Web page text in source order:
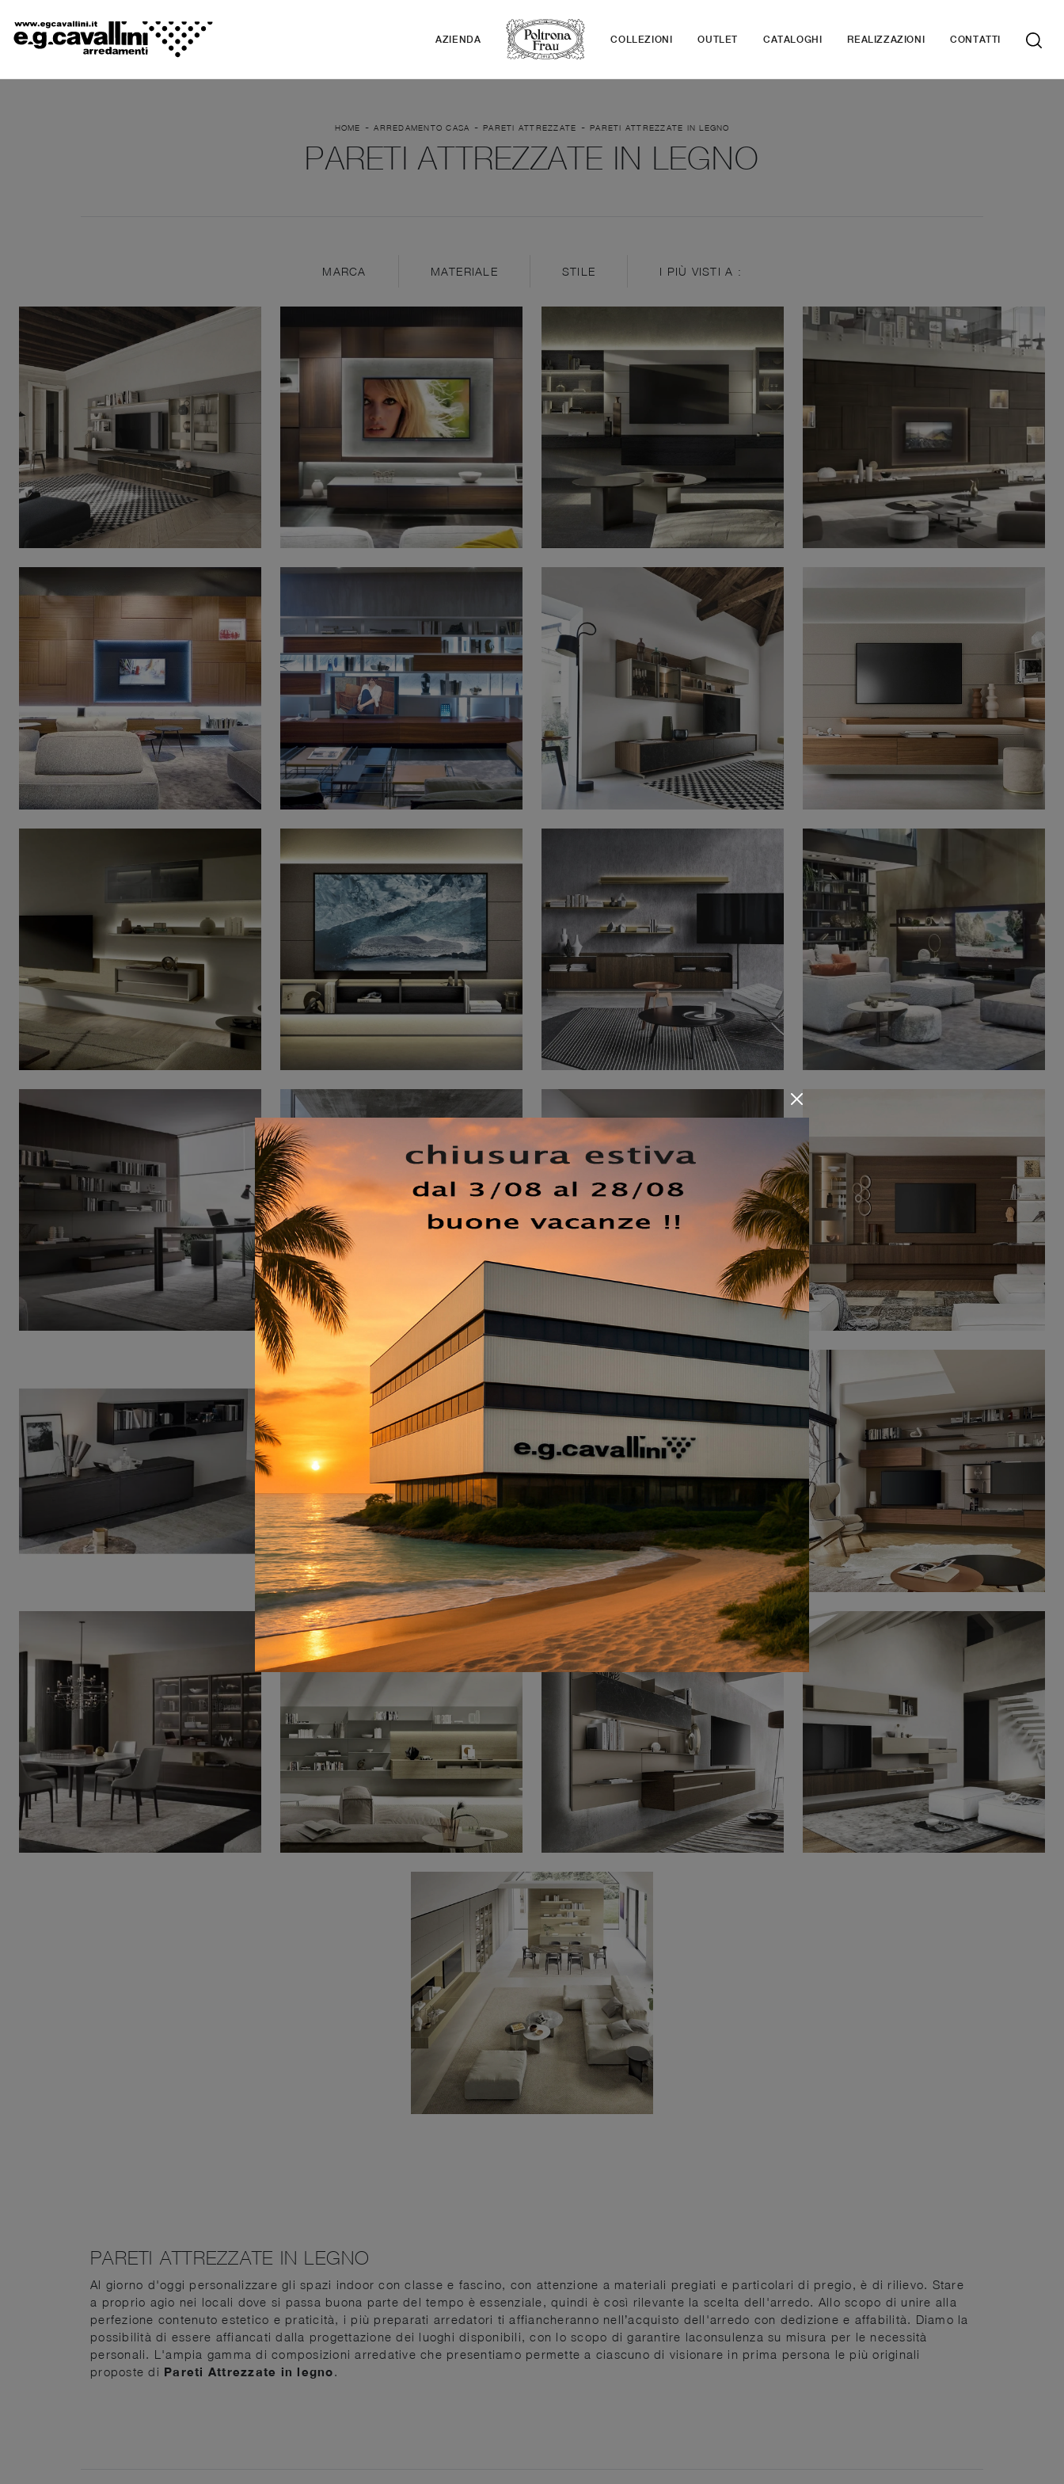
AZIENDA COLLEZIONI OUTLET CATALOGHI REALIZZAZIONI CONTATTI
HOME -ARREDAMENTO CASA - PARETI ATTREZZATE - PARETI ATTREZZATE IN LEGNO
PARETI ATTREZZATE IN LEGNO
MARCA MATERIALE STILE I PIÙ VISTI A :
PARETI ATTREZZATE IN LEGNO
Al giorno d'oggi personalizzare gli spazi indoor con classe e fascino, con attenzione a materiali pregiati e particolari di pregio, è di rilievo. Stare
a proprio agio nei locali dove si passa buona parte del tempo è essenziale, quindi è così rilevante la scelta dell'arredo. Allo scopo di unire alla
perfezione contenuto estetico e praticità, i più preparati arredatori ti affiancheranno nell’acquisto dell'arredo con dedizione e affabilità. Diamo la
possibilità di essere affiancati dalla progettazione dei luoghi disponibili, con lo scopo di garantire laconsulenza su misura per le necessità
personali. L'ampia gamma di composizioni arredative che presentiamo permette a ciascuno di visionare in prima persona le più originali
proposte di Pareti Attrezzate in legno